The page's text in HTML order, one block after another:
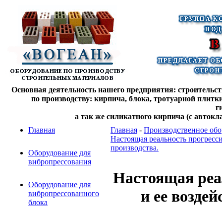
Основная деятельность нашего предприятия:
по производству: кирпича, блока, тротуарной
а так же силикатного кирпича (с
Главная
Оборудование для
вибропрессования
Оборудование для
вибропрессованного
блока
Главная - Производственное
Настоящая реальность
производства.
Настоящая
и ее